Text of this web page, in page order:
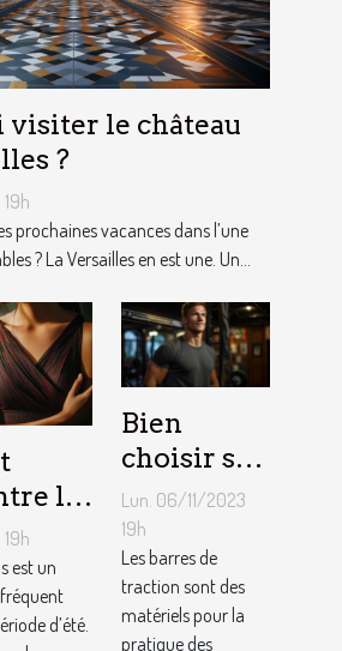
visiter le château
?
prochaines vacances dans l’une
? La Versailles en est une. Un...
la
?
est un
d’été.
Bien
choisir sa
barre de
traction :
nos
conseils !
Lun. 06/11/2023
19h
Les barres de
traction sont des
matériels pour la
pratique des